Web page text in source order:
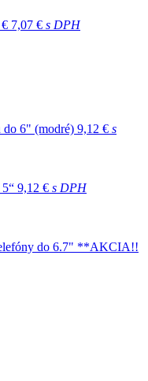
7,07 € s DPH
do 6" (modré) 9,12 € s
9,12 € s DPH
do 6.7" **AKCIA!!